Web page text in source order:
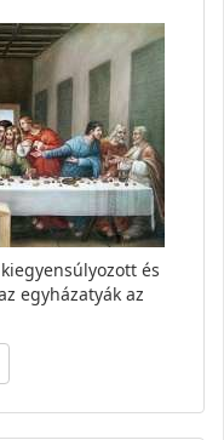
és
egyházatyák az